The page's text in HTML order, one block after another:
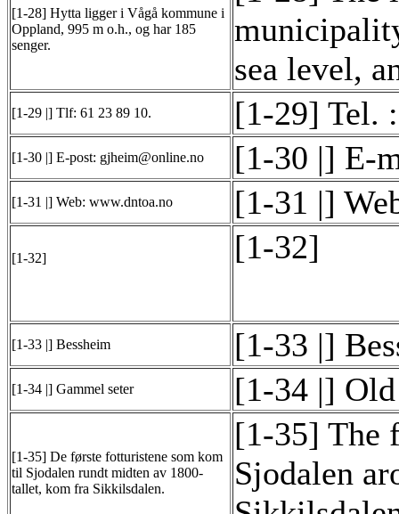
[1-28] Hytta ligger i Vågå kommune i
Oppland, 995 m o.h., og har 185
senger.
sea level,
[1-29 |] Tlf: 61 23 89 10. [1-29] Tel.
[1-30 |] E-post: gjheim@online.no [1-30 |] E-
[1-31 |] Web: www.dntoa.no [1-31 |]
[1-32] [1-32]
[1-33 |] Bessheim [1-33 |]
[1-34 |] Gammel seter [1-34 |]
[1-35] De første fotturistene som kom
til Sjodalen rundt midten av 1800-
tallet, kom fra Sikkilsdalen.
[1-35] The
Sjodalen